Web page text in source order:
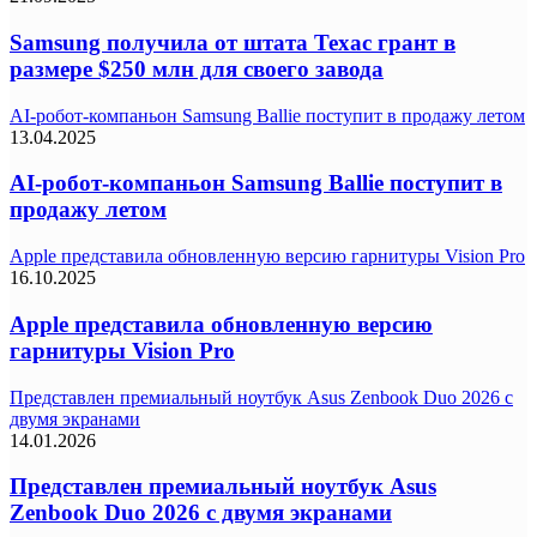
Samsung получила от штата Техас грант в
размере $250 млн для своего завода
AI-робот-компаньон Samsung Ballie поступит в продажу летом
13.04.2025
AI-робот-компаньон Samsung Ballie поступит в
продажу летом
Apple представила обновленную версию гарнитуры Vision Pro
16.10.2025
Apple представила обновленную версию
гарнитуры Vision Pro
Представлен премиальный ноутбук Asus Zenbook Duo 2026 с
двумя экранами
14.01.2026
Представлен премиальный ноутбук Asus
Zenbook Duo 2026 с двумя экранами